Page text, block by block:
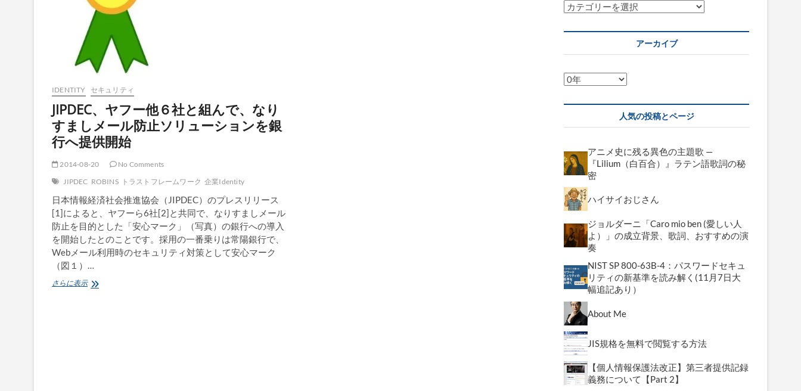
IDENTITY セキュリティ
JIPDEC、ヤフー他６社と組んで、なり
すましメール防止ソリューションを銀
行へ提供開始
2014-08-20
No Comments
JIPDEC ROBINS トラストフレームワーク 企業Identity
日本情報経済社会推進協会（JIPDEC）のプレスリリース
[1]によると、ヤフーら6社[2]と共同で、なりすましメール
防止を目的とした「安心マーク」（写真）の銀行への導入
を開始したとのことです。採用の一番乗りは常陽銀行で、
Webメール利用時のセキュリティ対策として安心マーク
（図１）…
さらに表示JIPDEC、
カ
ゴ
ー
アーカイブ
ア
カ
ブ
人気の投稿とページ
アニメ史に残る異色の主題歌 —
『Lilium（白百合）』ラテン語歌詞の秘
密
ハイサイおじさん
ジョルダーニ「Caro mio ben (愛しい人
よ）」の成立背景、歌詞、おすすめの演
奏
NIST SP 800-63B-4：パスワードセキュ
リティの新基準を読み解く(11月7日大
幅追記あり）
About Me
JIS規格を無料で閲覧する方法
【個人情報保護法改正】第三者提供記録
義務について【Part 2】